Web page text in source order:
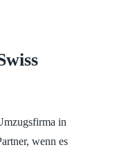
in
wenn es